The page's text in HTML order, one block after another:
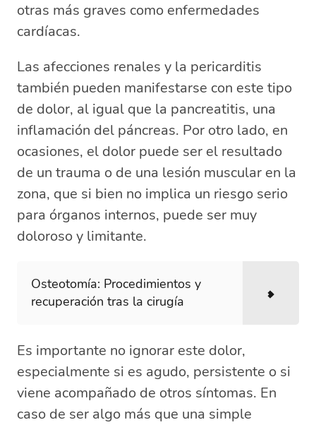
otras más graves como enfermedades
cardíacas.
Las afecciones renales y la pericarditis
también pueden manifestarse con este tipo
de dolor, al igual que la pancreatitis, una
inflamación del páncreas. Por otro lado, en
ocasiones, el dolor puede ser el resultado
de un trauma o de una lesión muscular en la
zona, que si bien no implica un riesgo serio
para órganos internos, puede ser muy
doloroso y limitante.
Osteotomía: Procedimientos y
recuperación tras la cirugía
Es importante no ignorar este dolor,
especialmente si es agudo, persistente o si
viene acompañado de otros síntomas. En
caso de ser algo más que una simple